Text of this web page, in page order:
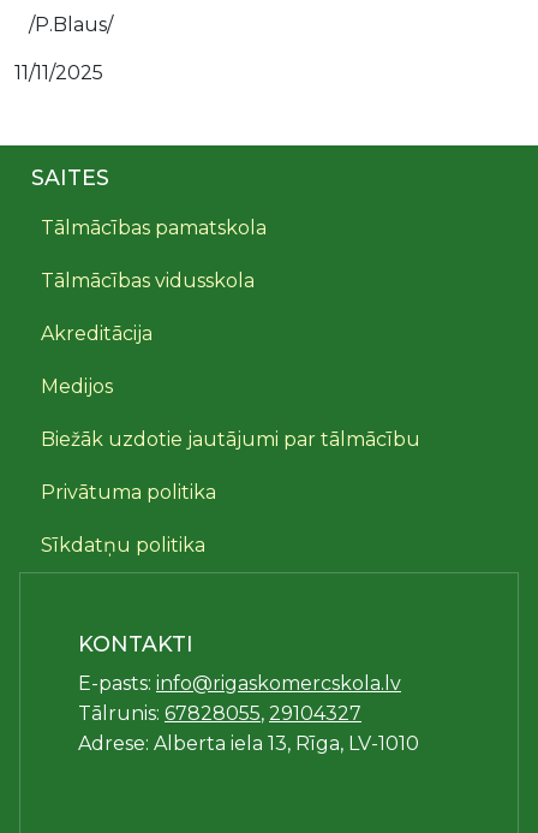
/P.Blaus/
11/11/2025
SAITES
Tālmācības pamatskola
Tālmācības vidusskola
Akreditācija
Medijos
Biežāk uzdotie jautājumi par tālmācību
Privātuma politika
Sīkdatņu politika
KONTAKTI
E-pasts: info@rigaskomercskola.lv
Tālrunis: 67828055, 29104327
Adrese: Alberta iela 13, Rīga, LV-1010